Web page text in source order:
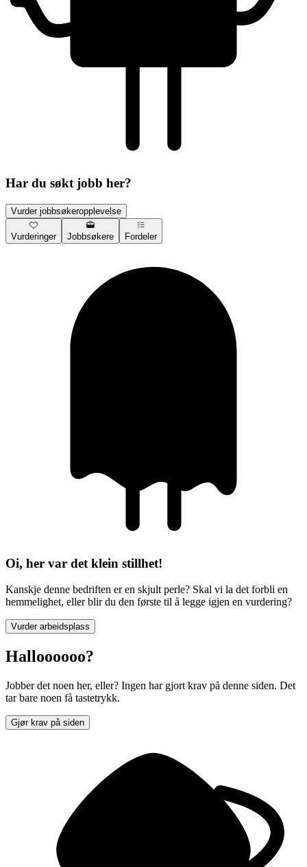
Har du søkt jobb her?
Vurder jobbsøkeropplevelse
Vurderinger Jobbsøkere Fordeler
Oi, her var det klein stillhet!
Kanskje denne bedriften er en skjult perle? Skal vi la det forbli en
hemmelighet, eller blir du den første til å legge igjen en vurdering?
Vurder arbeidsplass
Halloooooo?
Jobber det noen her, eller? Ingen har gjort krav på denne siden. Det
tar bare noen få tastetrykk.
Gjør krav på siden